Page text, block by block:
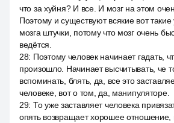
что за хуйня? И все. И мозг на этом
Поэтому и существуют всякие вот
мозга штучки, потому что мозг очень
ведётся.
28: Поэтому человек начинает гадать,
произошло. Начинает высчитывать, че
вспоминать, блять, да, все это
человеке, вот о том, да, манипуляторе.
29: То уже заставляет человека
опять возвращает хорошее отношение,